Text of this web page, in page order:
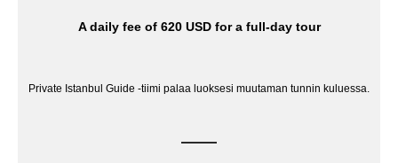
A daily fee of 620 USD for a full-day tour
Private Istanbul Guide -tiimi palaa luoksesi muutaman tunnin kuluessa.